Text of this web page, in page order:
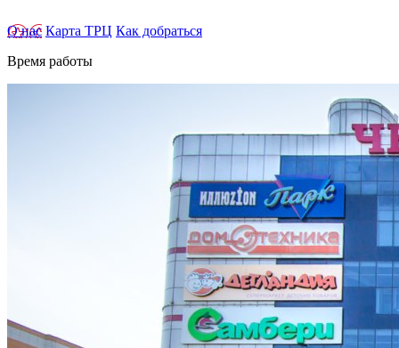
О нас Карта ТРЦ Как добраться
Время работы